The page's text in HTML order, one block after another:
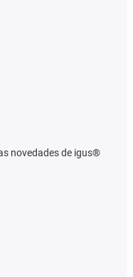
novedades de igus®